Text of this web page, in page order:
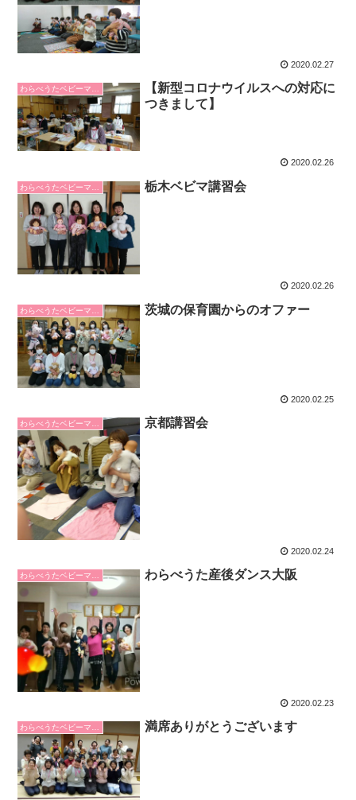
2020.02.27
わらべうたベビーマッサージ
【新型コロナウイルスへの対応に
つきまして】
2020.02.26
栃木ベビマ講習会
2020.02.26
茨城の保育園からのオファー
2020.02.25
わらべうたベビーマッサージ 京都講習会
2020.02.24
わらべうたベビーマッサージ わらべうた産後ダンス大阪
2020.02.23
満席ありがとうございます